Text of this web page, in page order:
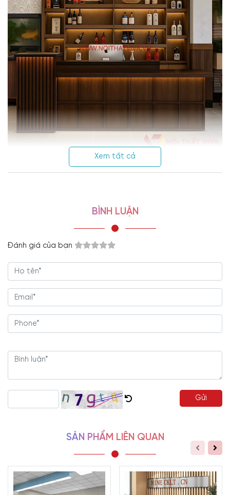
Xem tất cả
BÌNH LUẬN
Đánh giá của bạn
Gửi
SẢN PHẨM LIÊN QUAN